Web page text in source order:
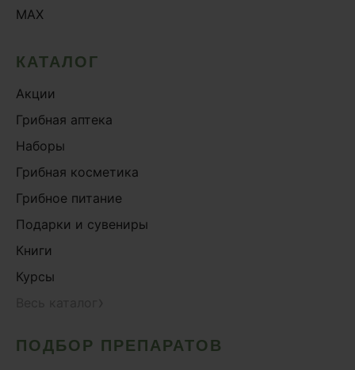
MAX
КАТАЛОГ
Акции
Грибная аптека
Наборы
Грибная косметика
Грибное питание
Подарки и сувениры
Книги
Курсы
ПОДБОР ПРЕПАРАТОВ